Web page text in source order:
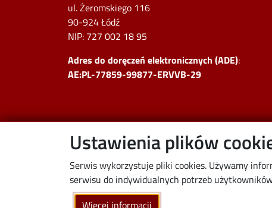
Ustawienia plików
Serwis wykorzystuje pliki cookies. Używamy
serwisu do indywidualnych potrzeb
Więcej informacji
ul. Żeromskiego 116
90-924 Łódź
NIP: 727 002 18 95
Adres do doręczeń elektronicznych (ADE):
AE:PL-77859-99877-ERVVB-29